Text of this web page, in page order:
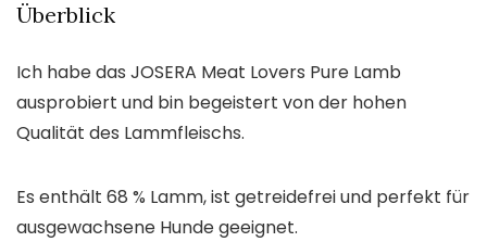
Überblick
Ich habe das JOSERA Meat Lovers Pure Lamb
ausprobiert und bin begeistert von der hohen
Qualität des Lammfleischs.
Es enthält 68 % Lamm, ist getreidefrei und perfekt für
ausgewachsene Hunde geeignet.